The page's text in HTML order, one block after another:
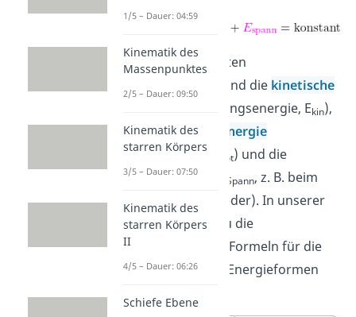
Die drei wichtigsten
Energieformen sind die kinetische
(Bewegungsenergie, Ekin),
diepotenzielle Energie
(Lageenergie, E
pot) und die
Spannenergie
Spann, z. B. beim
Spannen einer Feder). In unserer
Tabelle kannst du die
entsprechenden Formeln für die
Berechnung der Energieformen
1/5 – Dauer: 04:59
Kinematik des
Massenpunktes
2/5 – Dauer: 09:50
Kinematik des
starren Körpers
3/5 – Dauer: 07:50
Kinematik des
starren Körpers
II
4/5 – Dauer: 06:26
Schiefe Ebene